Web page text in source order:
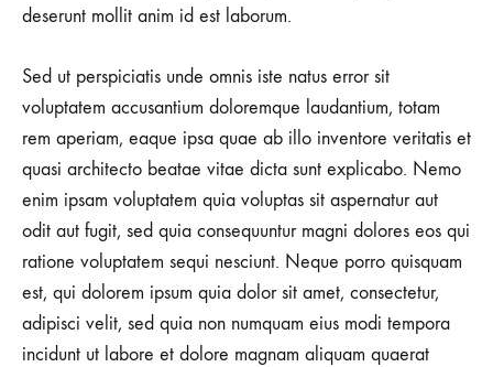
deserunt mollit anim id est laborum.
Sed ut perspiciatis unde omnis iste natus error sit
voluptatem accusantium doloremque laudantium, totam
rem aperiam, eaque ipsa quae ab illo inventore veritatis et
quasi architecto beatae vitae dicta sunt explicabo. Nemo
enim ipsam voluptatem quia voluptas sit aspernatur aut
odit aut fugit, sed quia consequuntur magni dolores eos qui
ratione voluptatem sequi nesciunt. Neque porro quisquam
est, qui dolorem ipsum quia dolor sit amet, consectetur,
adipisci velit, sed quia non numquam eius modi tempora
incidunt ut labore et dolore magnam aliquam quaerat